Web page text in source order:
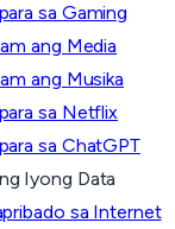
sa Gaming
ang Media
ang Musika
sa Netflix
sa ChatGPT
Iyong Data
sa Internet